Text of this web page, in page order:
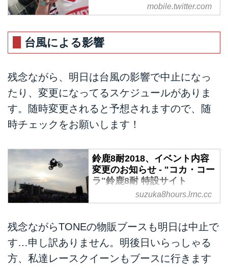
mobile.twitter.com
台風による影響
残念ながら、明日は台風の影響で中止になっ
たり、変更になってるスケジュールがありま
す。随時変更されると予想されますので、随
時チェックをお願いします！
鈴鹿8耐2018、イベント内容
変更のお知らせ - "コカ・コー
ラ"鈴鹿8耐 特設サイト
2018“コカ・コーラ”鈴鹿8時間耐
ト内容の変更をお知らせいたしま
す。
suzuka8hours.lrnc.cc
残念ながらTONEの物販ブースも明日は中止で
す…申し訳ありません。明後日いらっしゃる
方、私達レースクイーンもブースに行きます